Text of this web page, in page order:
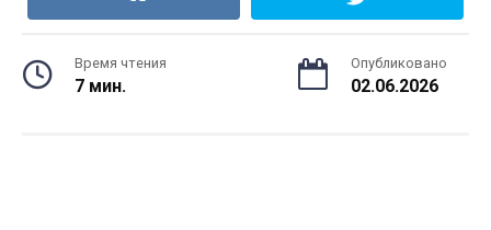
Время чтения
7 мин.
Опубликовано
02.06.2026